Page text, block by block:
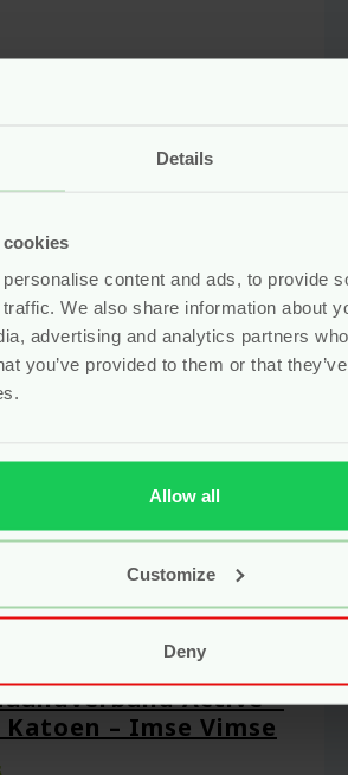
Details
content and ads, to provide
We also share information about
advertising and analytics partners
you’ve provided to them or that
Allow all
Customize
Deny
Bekijken
Active –
– Imse Vimse